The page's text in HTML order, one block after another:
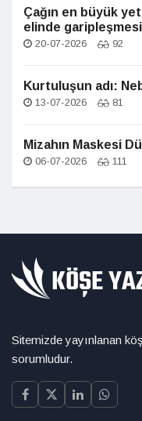
Çağın en büyük
elinde garipleşmesi
20-07-2026 92
Kurtuluşun adı:
13-07-2026 81
Mizahın Maskesi
06-07-2026 111
Sitemizde yayınlanan
sorumludur.